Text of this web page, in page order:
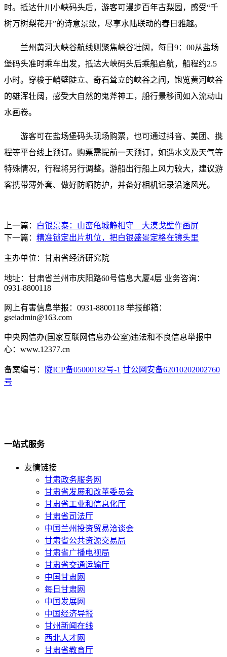
时。抵达什川小峡码头后，游客可漫步百年古梨园，感受“千
树万树梨花开”的诗意景致，尽享水陆联动的春日雅趣。
兰州黄河大峡谷航线则聚焦峡谷壮阔，每日9：00从盐场
堡码头准时乘车出发，抵达大峡码头后乘船启航，船程约2.5
小时。穿梭于峭壁陡立、奇石耸立的峡谷之间，饱览黄河峡谷
的雄浑壮阔，感受大自然的鬼斧神工，船行景移间如入流动山
水画卷。
游客可在盐场堡码头现场购票，也可通过抖音、美团、携
程等平台线上预订。购票需提前一天预订，如遇水文及天气等
特殊情况，行程将另行调整。游船出行船上风力较大，建议游
客携带薄外套、做好防晒防护，并备好相机记录沿途风光。
上一篇：
白银景泰：山峦龟城静相守 大漠戈壁作画屏
下一篇： 精准锁定出片机位，把白银盛景定格在镜头里
主办单位：甘肃省经济研究院
地址：甘肃省兰州市庆阳路60号信息大厦4层 业务咨询：
0931-8800118
网上有害信息举报：0931-8800118 举报邮箱：
gseiadmin@163.com
中央网信办(国家互联网信息办公室)违法和不良信息举报中
心：www.12377.cn
备案编号： 陇ICP备05000182号-1 甘公网安备62010202002760
号
一站式服务
友情链接
甘肃政务服务网
甘肃省发展和改革委员会
甘肃省工业和信息化厅
甘肃省司法厅
中国兰州投资贸易洽谈会
甘肃省公共资源交易局
甘肃省广播电视局
甘肃省交通运输厅
中国甘肃网
每日甘肃网
中国发展网
中国经济导报
甘州新闻在线
西北人才网
甘肃省教育厅